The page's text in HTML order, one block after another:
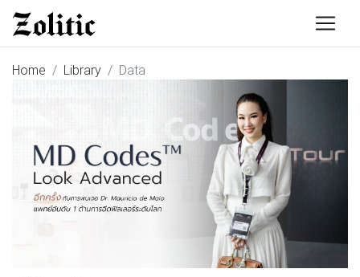
Home Library Data